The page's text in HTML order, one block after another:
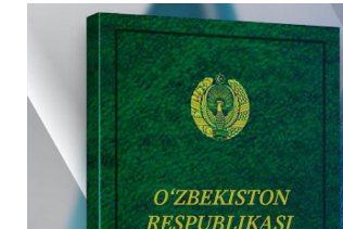
KONSTITUTSIYAVIY LUG’AT
KONSTITUTSIYANI O‘RGANAMIZ
MAXFIYLIK SIYOSATI